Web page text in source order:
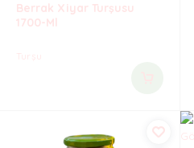
Berrak Xiyar Turşusu
1700-Ml
Turşu